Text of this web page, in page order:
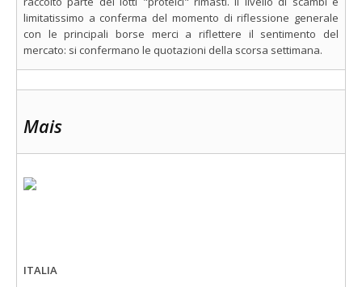
limitatissimo a conferma del momento di riflessione generale
con le principali borse merci a riflettere il sentimento del
mercato: si confermano le quotazioni della scorsa settimana.
Mais
ITALIA